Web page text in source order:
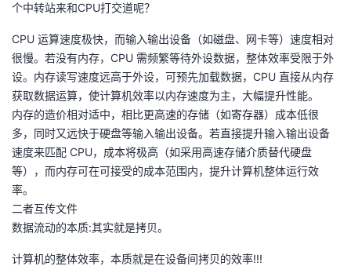
个中转站来和CPU打交道呢？
CPU 运算速度极快，而输入输出设备（如磁盘、网卡等）速度相对
很慢。若没有内存，CPU 需频繁等待外设数据，整体效率受限于外
设。内存读写速度远高于外设，可预先加载数据，CPU 直接从内存
获取数据运算，使计算机效率以内存速度为主，大幅提升性能。
内存的造价相对适中，相比更高速的存储（如寄存器）成本低很
多，同时又远快于硬盘等输入输出设备。若直接提升输入输出设备
速度来匹配 CPU，成本将极高（如采用高速存储介质替代硬盘
等），而内存可在可接受的成本范围内，提升计算机整体运行效
率。
二者互传文件
数据流动的本质:其实就是拷贝。
计算机的整体效率，本质就是在设备间拷贝的效率!!!